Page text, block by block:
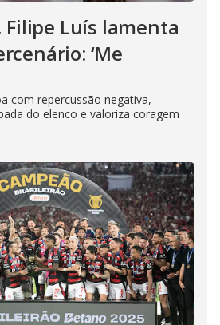
Luís lamenta
‘Me
com repercussão negativa,
do elenco e valoriza coragem